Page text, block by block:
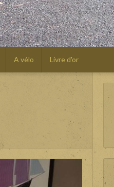
A vélo Livre d'or